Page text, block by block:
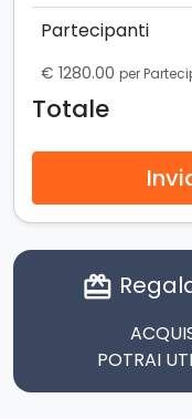
Partecipanti
€ 1280.00 per
Totale
card_giftcard
POTRAI